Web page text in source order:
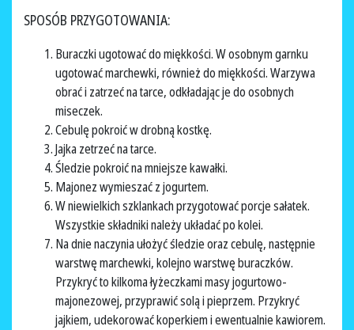
SPOSÓB PRZYGOTOWANIA:
Buraczki ugotować do miękkości. W osobnym garnku
ugotować marchewki, również do miękkości. Warzywa
obrać i zatrzeć na tarce, odkładając je do osobnych
miseczek.
Cebulę pokroić w drobną kostkę.
Jajka zetrzeć na tarce.
Śledzie pokroić na mniejsze kawałki.
Majonez wymieszać z jogurtem.
W niewielkich szklankach przygotować porcje sałatek.
Wszystkie składniki należy układać po kolei.
Na dnie naczynia ułożyć śledzie oraz cebulę, następnie
warstwę marchewki, kolejno warstwę buraczków.
Przykryć to kilkoma łyżeczkami masy jogurtowo-
majonezowej, przyprawić solą i pieprzem. Przykryć
jajkiem, udekorować koperkiem i ewentualnie kawiorem.